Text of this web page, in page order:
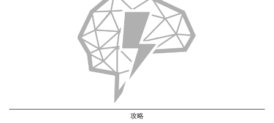
攻略